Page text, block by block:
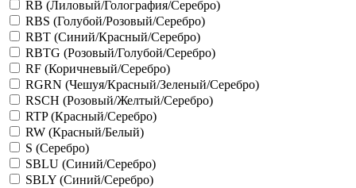
RB (Лиловый/Голография/Серебро)
RBS (Голубой/Розовый/Серебро)
RBT (Синий/Красный/Серебро)
RBTG (Розовый/Голубой/Серебро)
RF (Коричневый/Серебро)
RGRN (Чешуя/Красный/Зеленый/Серебро)
RSCH (Розовый/Желтый/Серебро)
RTP (Красный/Серебро)
RW (Красный/Белый)
S (Серебро)
SBLU (Синий/Серебро)
SBLY (Синий/Серебро)